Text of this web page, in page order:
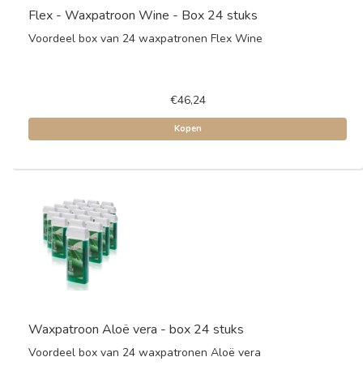
Flex - Waxpatroon Wine - Box 24 stuks
Voordeel box van 24 waxpatronen Flex Wine
€46,24
Kopen
Waxpatroon Aloë vera - box 24 stuks
Voordeel box van 24 waxpatronen Aloë vera